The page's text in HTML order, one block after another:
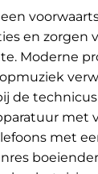
en zorgen
Moderne
de
met
met